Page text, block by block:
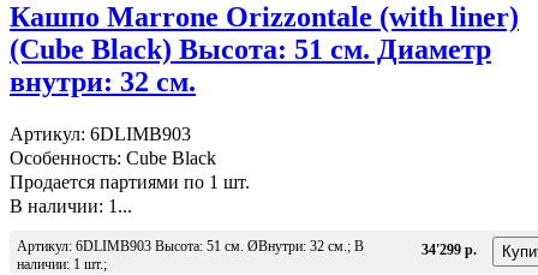
Кашпо Marrone Orizzontale (with liner)
(Cube Black) Высота: 51 см. Диаметр
внутри: 32 см.
Артикул: 6DLIMB903
Особенность: Cube Black
Продается партиями по 1 шт.
В наличии: 1...
Артикул: 6DLIMB903 Высота: 51 см. ØВнутри: 32 см.; В
наличии: 1 шт.;
34'299 р.